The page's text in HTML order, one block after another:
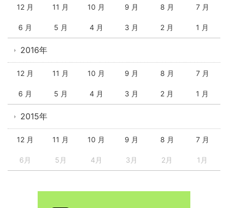
12 月 11 月 10 月 9 月 8 月 7 月
6 月 5 月 4 月 3 月 2 月 1 月
2016年
12 月 11 月 10 月 9 月 8 月 7 月
6 月 5 月 4 月 3 月 2 月 1 月
2015年
12 月 11 月 10 月 9 月 8 月 7 月
6月 5月 4月 3月 2月 1月